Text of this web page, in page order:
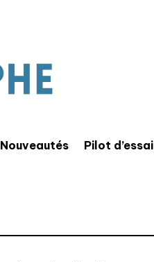
Nouveautés Pilot d’essai